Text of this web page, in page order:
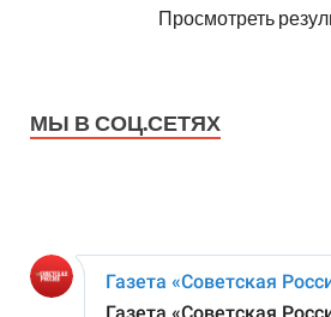
Просмотреть
МЫ В СОЦ.СЕТЯХ